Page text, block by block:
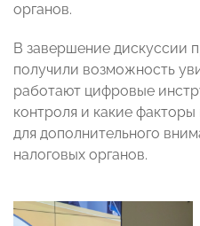
органов.
В завершение дискуссии
получили возможность
работают цифровые
контроля и какие
для дополнительного
налоговых органов.